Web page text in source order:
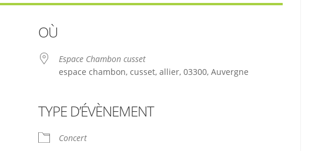
OÙ
Espace Chambon cusset
espace chambon, cusset, allier, 03300, Auvergne
TYPE D’ÉVÈNEMENT
Concert